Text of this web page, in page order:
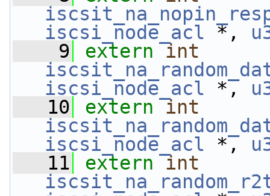
iscsi_node_acl *,
    9
extern int
iscsi_node_acl *,
   10
extern int
iscsi_node_acl *,
   11
extern int